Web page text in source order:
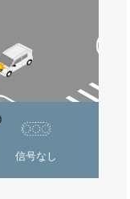
信号なし